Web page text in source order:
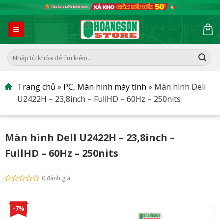
to
content
Tìm
kiếm:
Trang chủ » PC, Màn hình máy tính » Màn hình Dell
U2422H – 23,8inch – FullHD – 60Hz – 250nits
Màn hình Dell U2422H – 23,8inch –
FullHD – 60Hz – 250nits
0 đánh giá
-7%